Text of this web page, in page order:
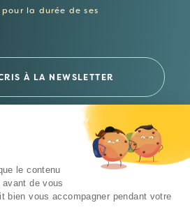
la durée de ses
le contenu
de vous
bien vous accompagner pendant votre